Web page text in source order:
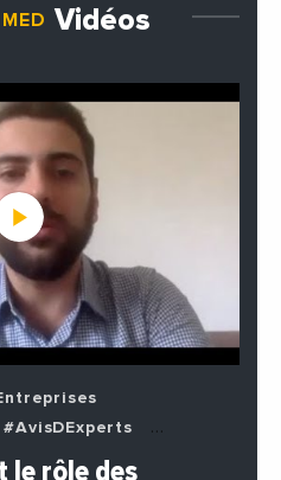
Vidéos
#AvisDExperts
le rôle des